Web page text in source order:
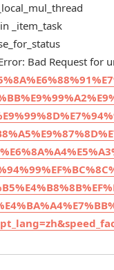
_item_task
Bad Request for